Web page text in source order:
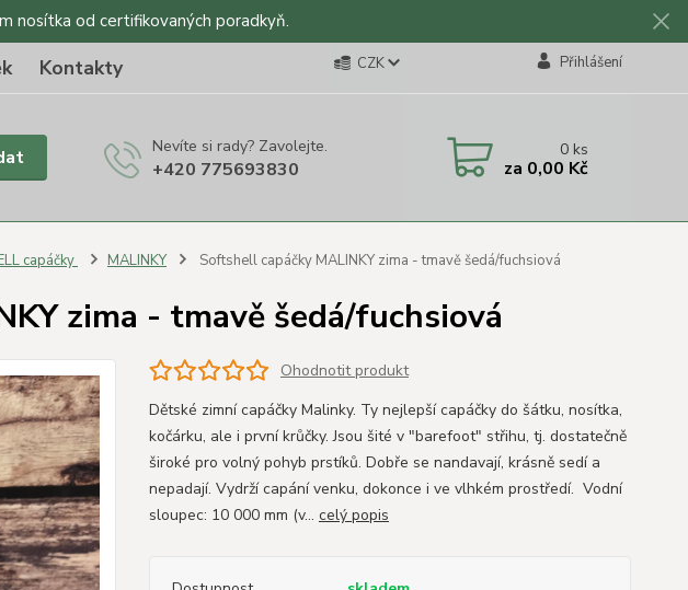
nosítka od certifikovaných poradkyň.
Kontakty CZK Přihlášení
Nevíte si rady? Zavolejte.
+420 775693830
0ks
za 0,00 Kč
capáčky MALINKY Softshell capáčky MALINKY zima - tmavě šedá/fuchsiová
zima - tmavě šedá/fuchsiová
Ohodnotit produkt
Dětské zimní capáčky Malinky. Ty nejlepší capáčky do šátku, nosítka,
kočárku, ale i první krůčky. Jsou šité v "barefoot" střihu, tj. dostatečně
široké pro volný pohyb prstíků. Dobře se nandavají, krásně sedí a
nepadají. Vydrží capání venku, dokonce i ve vlhkém prostředí. Vodní
sloupec: 10 000 mm (v... celý popis